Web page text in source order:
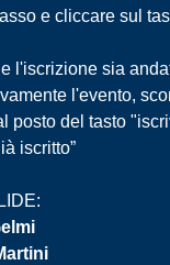
e cliccare sul
l'iscrizione sia
l'evento,
posto del tasto
iscritto”